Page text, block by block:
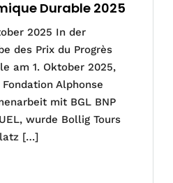
Durable 2025
2025 In der
des Prix du Progrès
am 1. Oktober 2025,
Alphonse
mit BGL BNP
wurde Bollig Tours
[…]